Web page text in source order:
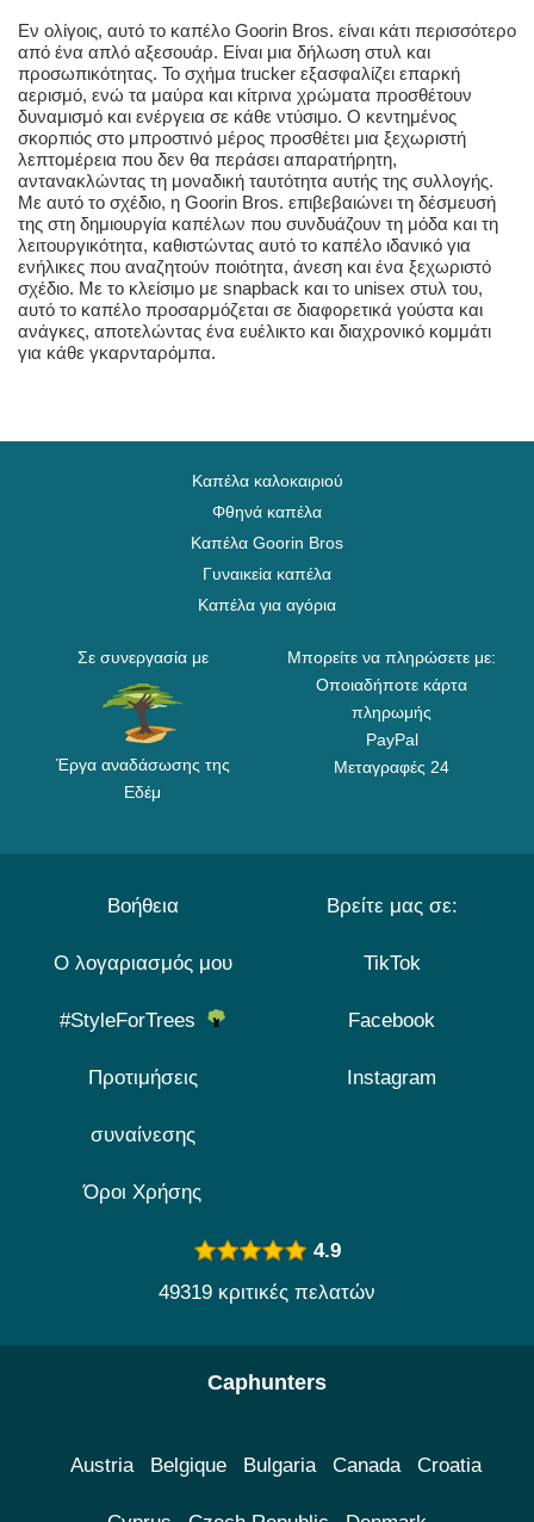
Εν ολίγοις, αυτό το καπέλο Goorin Bros. είναι κάτι περισσότερο
από ένα απλό αξεσουάρ. Είναι μια δήλωση στυλ και
προσωπικότητας. Το σχήμα trucker εξασφαλίζει επαρκή
αερισμό, ενώ τα μαύρα και κίτρινα χρώματα προσθέτουν
δυναμισμό και ενέργεια σε κάθε ντύσιμο. Ο κεντημένος
σκορπιός στο μπροστινό μέρος προσθέτει μια ξεχωριστή
λεπτομέρεια που δεν θα περάσει απαρατήρητη,
αντανακλώντας τη μοναδική ταυτότητα αυτής της συλλογής.
Με αυτό το σχέδιο, η Goorin Bros. επιβεβαιώνει τη δέσμευσή
της στη δημιουργία καπέλων που συνδυάζουν τη μόδα και τη
λειτουργικότητα, καθιστώντας αυτό το καπέλο ιδανικό για
ενήλικες που αναζητούν ποιότητα, άνεση και ένα ξεχωριστό
σχέδιο. Με το κλείσιμο με snapback και το unisex στυλ του,
αυτό το καπέλο προσαρμόζεται σε διαφορετικά γούστα και
ανάγκες, αποτελώντας ένα ευέλικτο και διαχρονικό κομμάτι
για κάθε γκαρνταρόμπα.
Καπέλα καλοκαιριού
Φθηνά καπέλα
Καπέλα Goorin Bros
Γυναικεία καπέλα
Καπέλα για αγόρια
Σε συνεργασία με
Έργα αναδάσωσης της
Εδέμ
Μπορείτε να πληρώσετε με:
Οποιαδήποτε κάρτα
πληρωμής
PayPal
Μεταγραφές 24
Βοήθεια
Ο λογαριασμός μου
#StyleForTrees
Προτιμήσεις
συναίνεσης
Όροι Χρήσης
Βρείτε μας σε:
TikTok
Facebook
Instagram
4.9
49319 κριτικές πελατών
Caphunters
Austria Belgique Bulgaria Canada Croatia